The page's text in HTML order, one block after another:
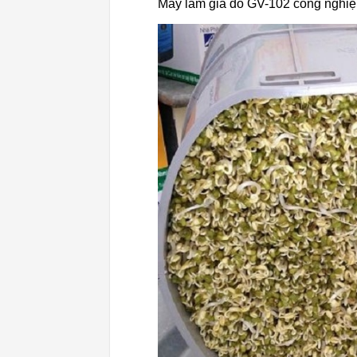
Máy làm giá đỗ GV-102 công